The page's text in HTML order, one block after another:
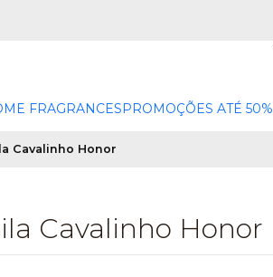
FRAGRANCESPROMOÇÕES ATÉ 50%
Cavalinho Honor
Cavalinho Honor